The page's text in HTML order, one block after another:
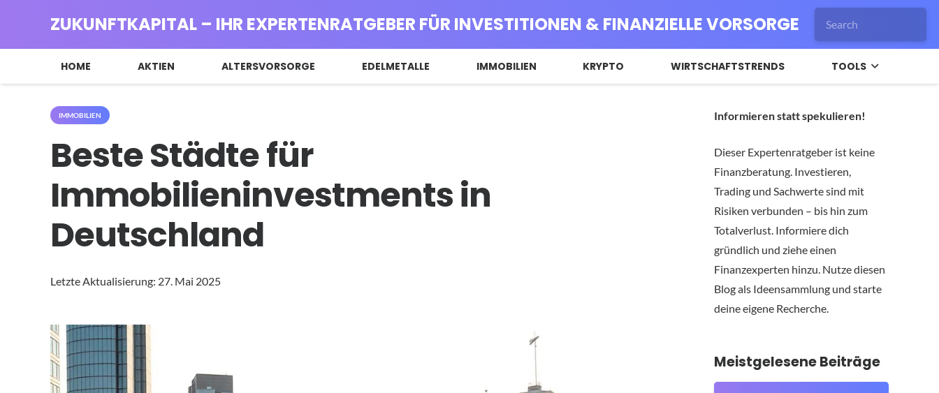
ZUKUNFTKAPITAL – IHR EXPERTENRATGEBER FÜR INVESTITIONEN & FINANZIELLE VORSORGE
HOME AKTIEN ALTERSVORSORGE EDELMETALLE IMMOBILIEN KRYPTO WIRTSCHAFTSTRENDS TOOLS
IMMOBILIEN
Beste Städte für
Immobilieninvestments in
Deutschland
Letzte Aktualisierung: 27. Mai 2025
Informieren statt spekulieren!
Dieser Expertenratgeber ist keine
Finanzberatung. Investieren,
Trading und Sachwerte sind mit
Risiken verbunden – bis hin zum
Totalverlust. Informiere dich
gründlich und ziehe einen
Finanzexperten hinzu. Nutze diesen
Blog als Ideensammlung und starte
deine eigene Recherche.
Meistgelesene Beiträge